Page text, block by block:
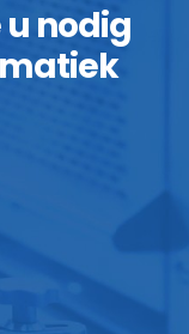
nodig